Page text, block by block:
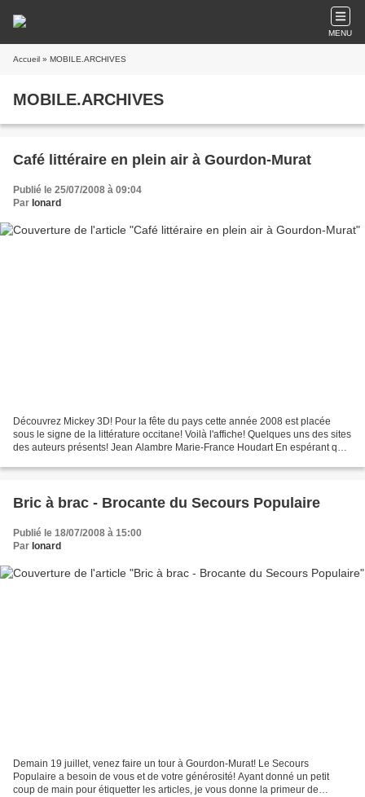
MENU
Accueil » MOBILE.ARCHIVES
MOBILE.ARCHIVES
Café littéraire en plein air à Gourdon-Murat
Publié le 25/07/2008 à 09:04
Par Ionard
Découvrez Mickey 3D! Pour la fête du pays cette année 2008 est placée
sous le signe de la littérature occitane! Voilà l'affiche! Quelques uns des sites
des auteurs présents! Jean Alambre Marie-France Houdart En espérant que
Bric à brac - Brocante du Secours Populaire
Publié le 18/07/2008 à 15:00
Par Ionard
Demain 19 juillet, venez faire un tour à Gourdon-Murat! Le Secours
Populaire a besoin de vous et de votre générosité! Ayant donné un petit
coup de main pour étiquetter les articles, je vous donne la primeur de